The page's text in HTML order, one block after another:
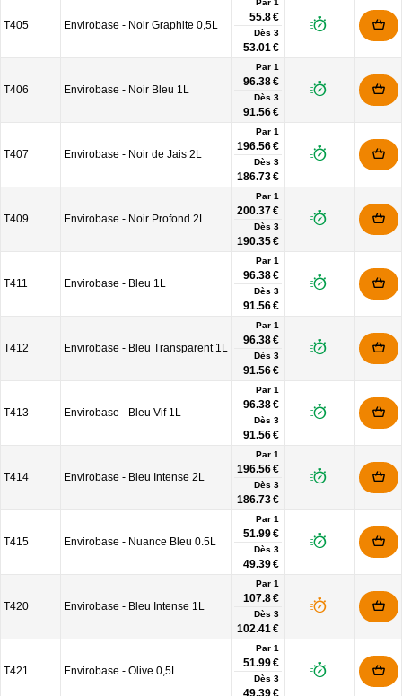
T405 Envirobase - Noir Graphite 0,5L
Par 1
55.8 €
Dès 3
53.01 €
T406 Envirobase - Noir Bleu 1L
Par 1
96.38 €
Dès 3
91.56 €
T407 Envirobase - Noir de Jais 2L
Par 1
196.56 €
Dès 3
186.73 €
T409 Envirobase - Noir Profond 2L
Par 1
200.37 €
Dès 3
190.35 €
T411 Envirobase - Bleu 1L
Par 1
96.38 €
Dès 3
91.56 €
T412 Envirobase - Bleu Transparent 1L
Par 1
96.38 €
Dès 3
91.56 €
T413 Envirobase - Bleu Vif 1L
Par 1
96.38 €
Dès 3
91.56 €
T414 Envirobase - Bleu Intense 2L
Par 1
196.56 €
Dès 3
186.73 €
T415 Envirobase - Nuance Bleu 0.5L
Par 1
51.99 €
Dès 3
49.39 €
T420 Envirobase - Bleu Intense 1L
Par 1
107.8 €
Dès 3
102.41 €
T421 Envirobase - Olive 0,5L
Par 1
51.99 €
Dès 3
49.39 €